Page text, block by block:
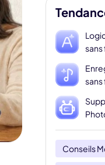
sans
sans
Conseils